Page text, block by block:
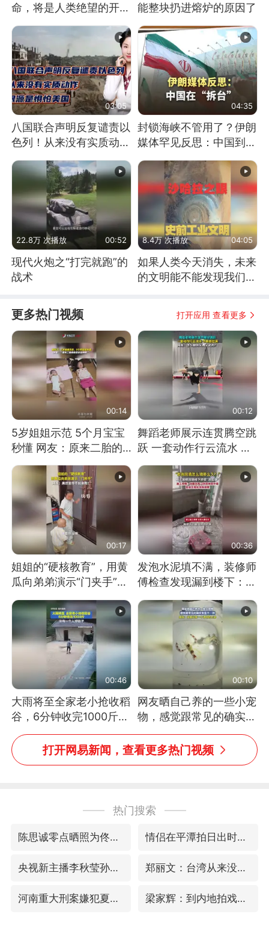
命，将是人类绝望的开
始？
能整块扔进熔炉的原因了
03:05
八国联合声明反复谴责以
色列！从来没有实质动
04:35
封锁海峡不管用了？伊朗
媒体罕见反思：中国到底
22.8万 次播放 00:52
现代火炮之“打完就跑”的
战术
8.4万 次播放 04:05
如果人类今天消失，未来
的文明能不能发现我们存
更多热门视频 打开应用 查看更多
00:14
5岁姐姐示范 5个月宝宝
秒懂 网友：原来二胎的
快乐长这样
00:12
舞蹈老师展示连贯腾空跳
跃 一套动作行云流水 节
奏感拉满 网友：怎么做
到又舞又武的？
00:17
姐姐的“硬核教育”，用黄
瓜向弟弟演示“门夹手”，
网友：果然言传不如身
教！
00:36
发泡水泥填不满，装修师
傅检查发现漏到楼下：出
风口未延伸到外墙
00:46
大雨将至全家老小抢收稻
谷，6分钟收完1000斤，
没有一个人掉链子
00:10
网友晒自己养的一些小宠
物，感觉跟常见的确实有
些不一样
打开网易新闻，查看更多热门视频
热门搜索
陈思诚零点晒照为佟丽娅庆生 情侣在平潭拍日出时坠崖致一死一伤
央视新主播李秋莹孙亚鹏亮相 郑丽文：台湾从来没有“独立”过
河南重大刑案嫌犯夏某钢落网 梁家辉：到内地拍戏不是北上是回归